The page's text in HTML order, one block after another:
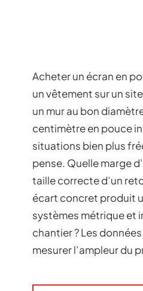
Acheter un écran en
un vêtement sur un
un mur au bon
centimètre en pouce
situations bien plus
pense. Quelle marge
taille correcte d’un
écart concret produit
systèmes métrique et
chantier ? Les
mesurer l’ampleur du